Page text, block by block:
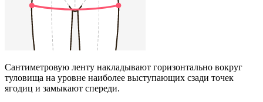
Сантиметровую ленту накладывают горизонтально вокруг
туловища на уровне наиболее выступающих сзади точек
ягодиц и замыкают спереди.